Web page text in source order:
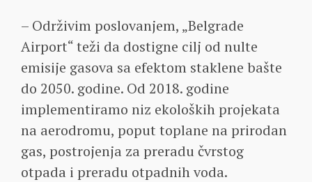
– Održivim poslovanjem, „Belgrade
Airport“ teži da dostigne cilj od nulte
emisije gasova sa efektom staklene bašte
do 2050. godine. Od 2018. godine
implementiramo niz ekoloških projekata
na aerodromu, poput toplane na prirodan
gas, postrojenja za preradu čvrstog
otpada i preradu otpadnih voda.